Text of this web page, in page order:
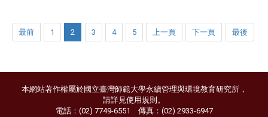
最前 1 2 3 4 5 上一頁 下一頁 最後
本網站著作權屬於國立臺灣師範大學永續管理與環境教育研究所，
請詳見使用規則 。
電話：(02) 7749-6551 傳真：(02) 2933-6947